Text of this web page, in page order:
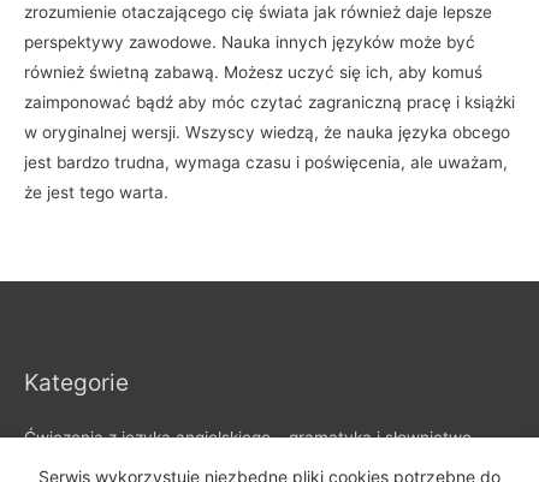
zrozumienie otaczającego cię świata jak również daje lepsze
perspektywy zawodowe. Nauka innych języków może być
również świetną zabawą. Możesz uczyć się ich, aby komuś
zaimponować bądź aby móc czytać zagraniczną pracę i książki
w oryginalnej wersji. Wszyscy wiedzą, że nauka języka obcego
jest bardzo trudna, wymaga czasu i poświęcenia, ale uważam,
że jest tego warta.
Kategorie
Ćwiczenia z języka angielskiego – gramatyka i słownictwo
Czasy angielskie – artykuły i wyjaśnienia gramatyki
Serwis wykorzystuje niezbędne pliki cookies potrzebne do